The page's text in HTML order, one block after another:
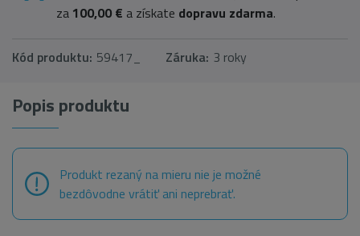
za 100,00 € a získate dopravu zdarma.
Kód produktu: 59417_ Záruka: 3 roky
Popis produktu
Produkt rezaný na mieru nie je možné
bezdôvodne vrátiť ani neprebrať.